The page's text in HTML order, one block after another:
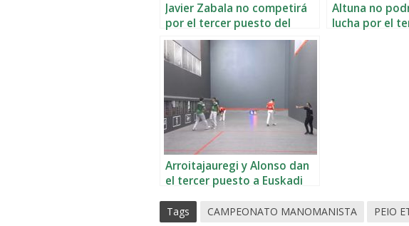
Javier Zabala no competirá
por el tercer puesto del
Manomanista
Altuna no
lucha por el
Arroitajauregi y Alonso dan
el tercer puesto a Euskadi
Tags CAMPEONATO MANOMANISTA PEIO